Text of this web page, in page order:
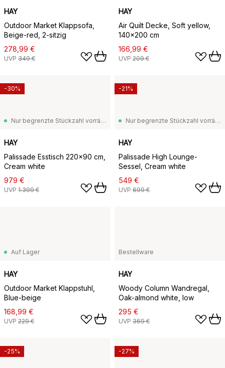
HAY
Outdoor Market Klappsofa,
Beige-red, 2-sitzig
278,99 €
UVP 349 €
HAY
Air Quilt Decke, Soft yellow,
140x200 cm
166,99 €
UVP 209 €
Nur begrenzte Stückzahl vorrätig
HAY
Palissade Esstisch 220x90 cm,
Cream white
979 €
UVP 1.399 €
-30%
Nur begrenzte Stückzahl vorrätig
HAY
Palissade High Lounge-
Sessel, Cream white
549 €
UVP 699 €
-21%
Auf Lager
HAY
Outdoor Market Klappstuhl,
Blue-beige
168,99 €
UVP 229 €
Bestellware
HAY
Woody Column Wandregal,
Oak-almond white, low
295 €
UVP 369 €
-25% -27%